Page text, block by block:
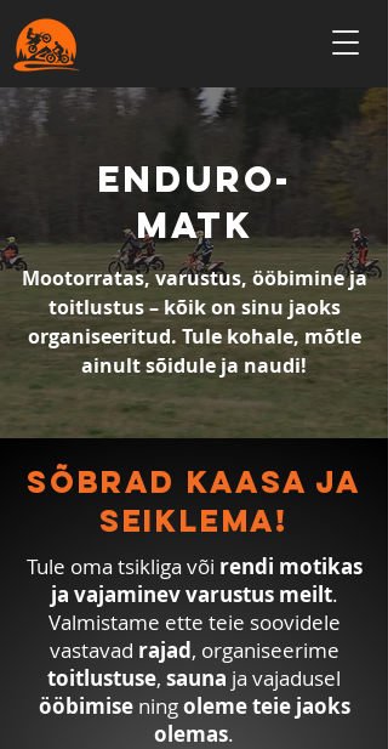
ENDURO-
MATK
Mootorratas, varustus, ööbimine ja
toitlustus – kõik on sinu jaoks
organiseeritud. Tule kohale, mõtle
ainult sõidule ja naudi!
sõbrad kaasa ja
seiklema!
Tule oma tsikliga või rendi motikas
ja vajaminev varustus meilt.
Valmistame ette teie soovidele
vastavad rajad, organiseerime
toitlustuse, sauna ja vajadusel
ööbimiseningoleme teie jaoks
olemas.